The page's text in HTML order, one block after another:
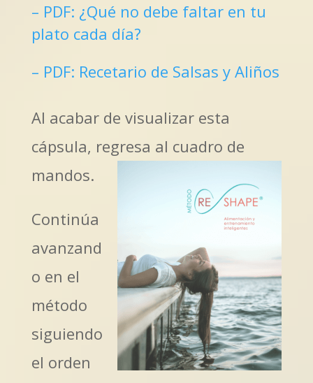
– PDF: ¿Qué no debe faltar en tu
plato cada día?
– PDF: Recetario de Salsas y Aliños
Al acabar de visualizar esta
cápsula, regresa al cuadro de
mandos.
Continúa
avanzand
o en el
método
siguiendo
el orden